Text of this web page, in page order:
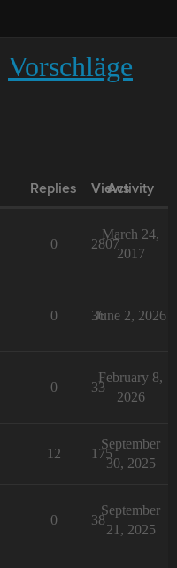
Vorschläge
Replies Views
Activity
0 2807
March 24,
2017
0 36
June 2, 2026
0 33
February 8,
2026
12 175
September
30, 2025
0 38
September
21, 2025